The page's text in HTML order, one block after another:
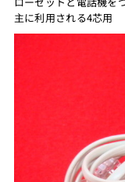
主に利用される4芯用